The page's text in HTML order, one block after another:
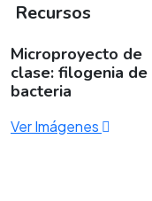
Recursos
Microproyecto de
clase: filogenia de
bacteria
Ver Imágenes